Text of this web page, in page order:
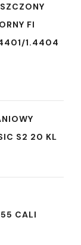
FI
1.4404
S2 20 KL
CALI